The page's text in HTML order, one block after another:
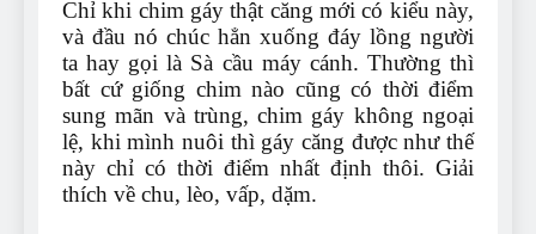
Chỉ khi chim gáy thật căng mới có kiểu này,
và đầu nó chúc hẳn xuống đáy lồng người
ta hay gọi là Sà cầu máy cánh. Thường thì
bất cứ giống chim nào cũng có thời điểm
sung mãn và trùng, chim gáy không ngoại
lệ, khi mình nuôi thì gáy căng được như thế
này chỉ có thời điểm nhất định thôi. Giải
thích về chu, lèo, vấp, dặm.